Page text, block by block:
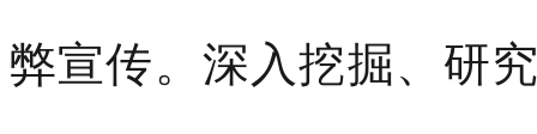
弊宣传。深入挖掘、研